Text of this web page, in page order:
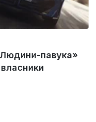
павука»